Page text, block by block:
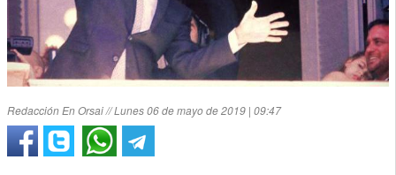
Redacción En Orsai // Lunes 06 de mayo de 2019 | 09:47